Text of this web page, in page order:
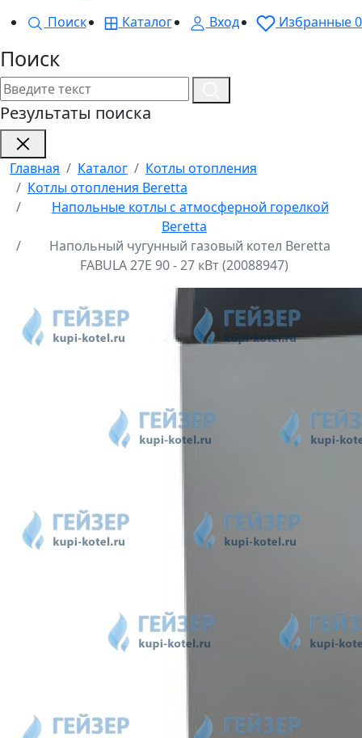
Поиск
Каталог Вход Избранные0
Поиск
Результаты поиска
Главная Каталог
Котлы отопления
Котлы отопления Beretta
Напольные котлы с атмосферной горелкой
Beretta
Напольный чугунный газовый котел Beretta
FABULA 27E 90 - 27 кВт (20088947)